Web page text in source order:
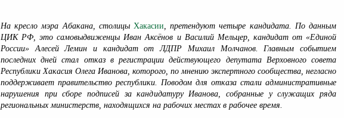
На кресло мэра Абакана, столицы Хакасии, претендуют четыре кандидата. По данным
ЦИК РФ, это самовыдвиженцы Иван Аксёнов и Василий Мельцер, кандидат от «Единой
России» Алесей Лемин и кандидат от ЛДПР Михаил Молчанов. Главным событием
последних дней стал отказ в регистрации действующего депутата Верховного совета
Республики Хакасия Олега Иванова, которого, по мнению экспертного сообщества, негласно
поддерживает правительство республики. Поводом для отказа стали административные
нарушения при сборе подписей за кандидатуру Иванова, собранные у служащих ряда
региональных министерств, находящихся на рабочих местах в рабочее время.